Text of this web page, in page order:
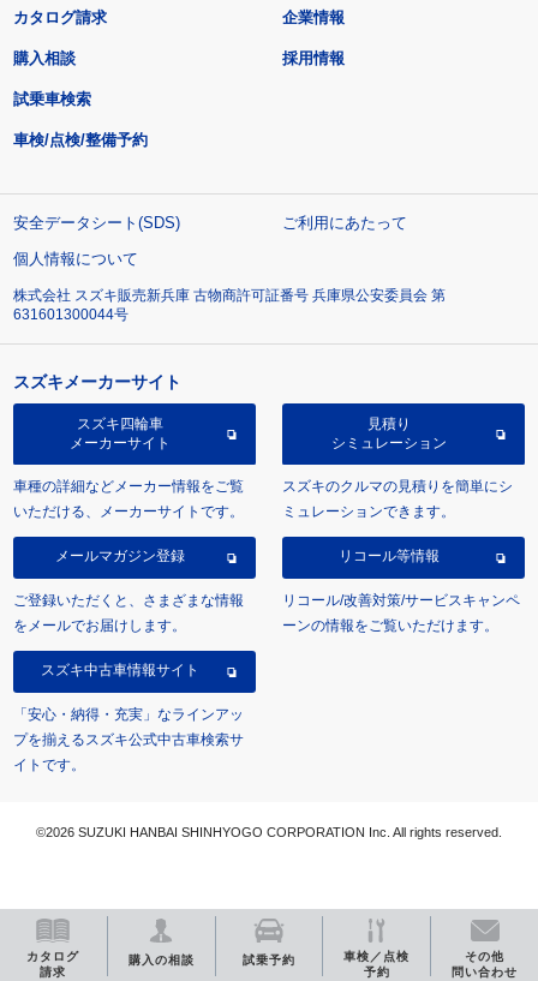
カタログ
請求
購入の相談 試乗予約
車検／点検
予約
その他
問い合わせ
カタログ請求
購入相談
試乗車検索
車検/点検/整備予約
企業情報
採用情報
安全データシート(SDS)
ご利用にあたって
個人情報について
株式会社 スズキ販売新兵庫 古物商許可証番号 兵庫県公安委員会 第
631601300044号
スズキメーカーサイト
スズキ四輪車
メーカーサイト
車種の詳細などメーカー情報をご覧
いただける、メーカーサイトです。
見積り
シミュレーション
スズキのクルマの見積りを簡単にシ
ミュレーションできます。
メールマガジン登録
ご登録いただくと、さまざまな情報
をメールでお届けします。
リコール等情報
リコール/改善対策/サービスキャンペ
ーンの情報をご覧いただけます。
スズキ中古車情報サイト
「安心・納得・充実」なラインアッ
プを揃えるスズキ公式中古車検索サ
イトです。
©2026 SUZUKI HANBAI SHINHYOGO CORPORATION Inc. All rights reserved.